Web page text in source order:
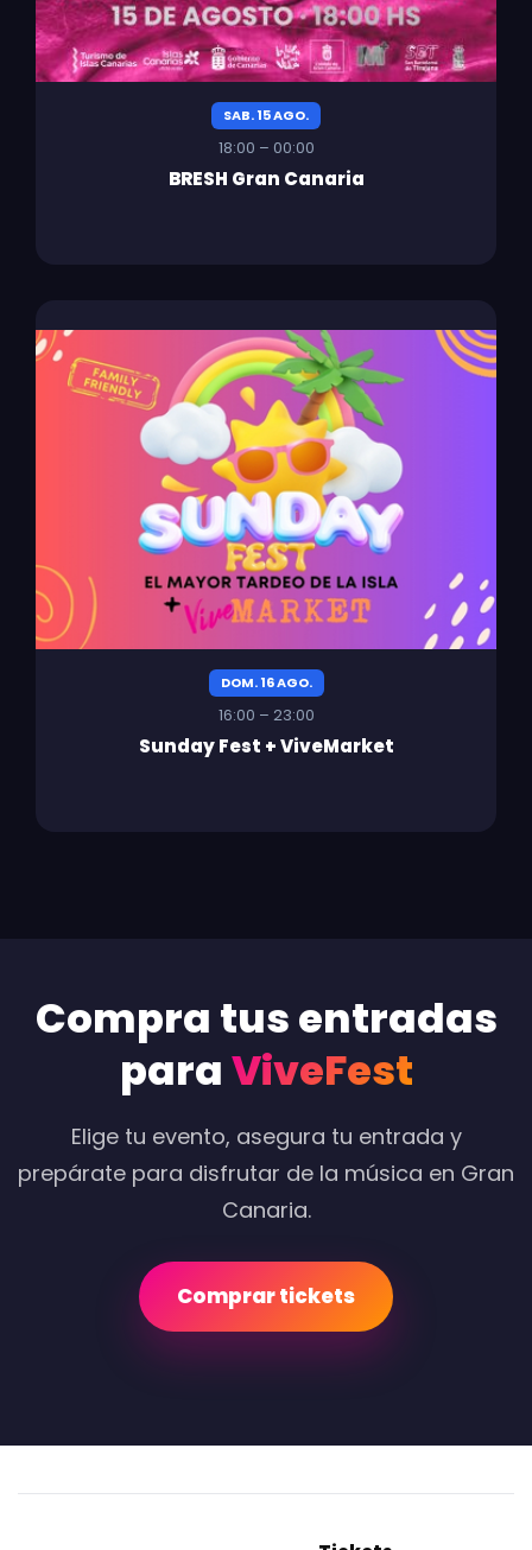
SAB. 15 AGO.
18:00 – 00:00
BRESH Gran Canaria
DOM. 16 AGO.
16:00 – 23:00
Sunday Fest + ViveMarket
Compra tus entradas
paraViveFest
Elige tu evento, asegura tu entrada y
prepárate para disfrutar de la música en Gran
Canaria.
Comprar tickets